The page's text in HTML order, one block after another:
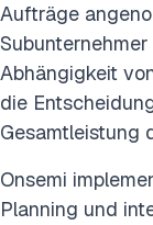
Aufträge
Abhängigkeit
die
Gesamtleistung
Onsemi
Planning und